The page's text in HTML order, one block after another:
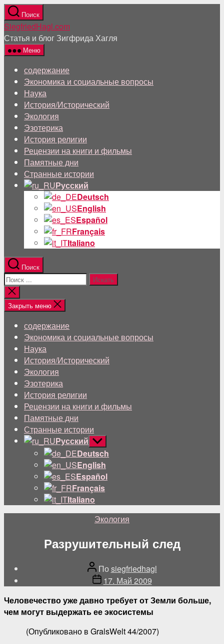
Перейти
к
содержанию
Поиск
SiegfriedHagl.com
Статья и блог Зигфрида Хагля
Меню
содержание
Экономика и социальные вопросы
Наука
История/Исторический
Экология
Эзотерика
История религии
Рецензии на книги и фильмы
Памятные дни
Странные истории
Русский
Deutsch
English
Español
Français
Italiano
Поиск
Поиск:
Близкий
поиск
Закрыть меню
содержание
Экономика и социальные вопросы
Наука
История/Исторический
Экология
Эзотерика
История религии
Рецензии на книги и фильмы
Памятные дни
Странные истории
Русский Показывать
подменю
Deutsch
English
Español
Français
Italiano
Категории
Экология
Разрушительный след
Автор
поста
Поsiegfriedhagl
Дата17. Май 2009
Человечество уже давно требует от Земли больше,
чем могут выдержать ее экосистемы
(Опубликовано в GralsWelt 44/2007)